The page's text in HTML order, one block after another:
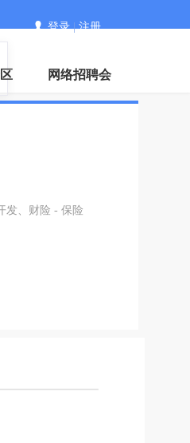
登录|注册
网络招聘会
发、财险 - 保险